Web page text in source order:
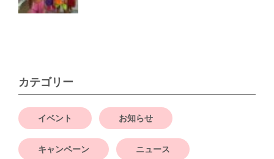
カテゴリー
イベント お知らせ
キャンペーン ニュース